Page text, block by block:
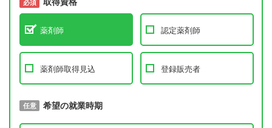
必須
薬剤師 認定薬剤師
薬剤師取得見込 登録販売者
必須 取得予定年
任意 希望の就業時期